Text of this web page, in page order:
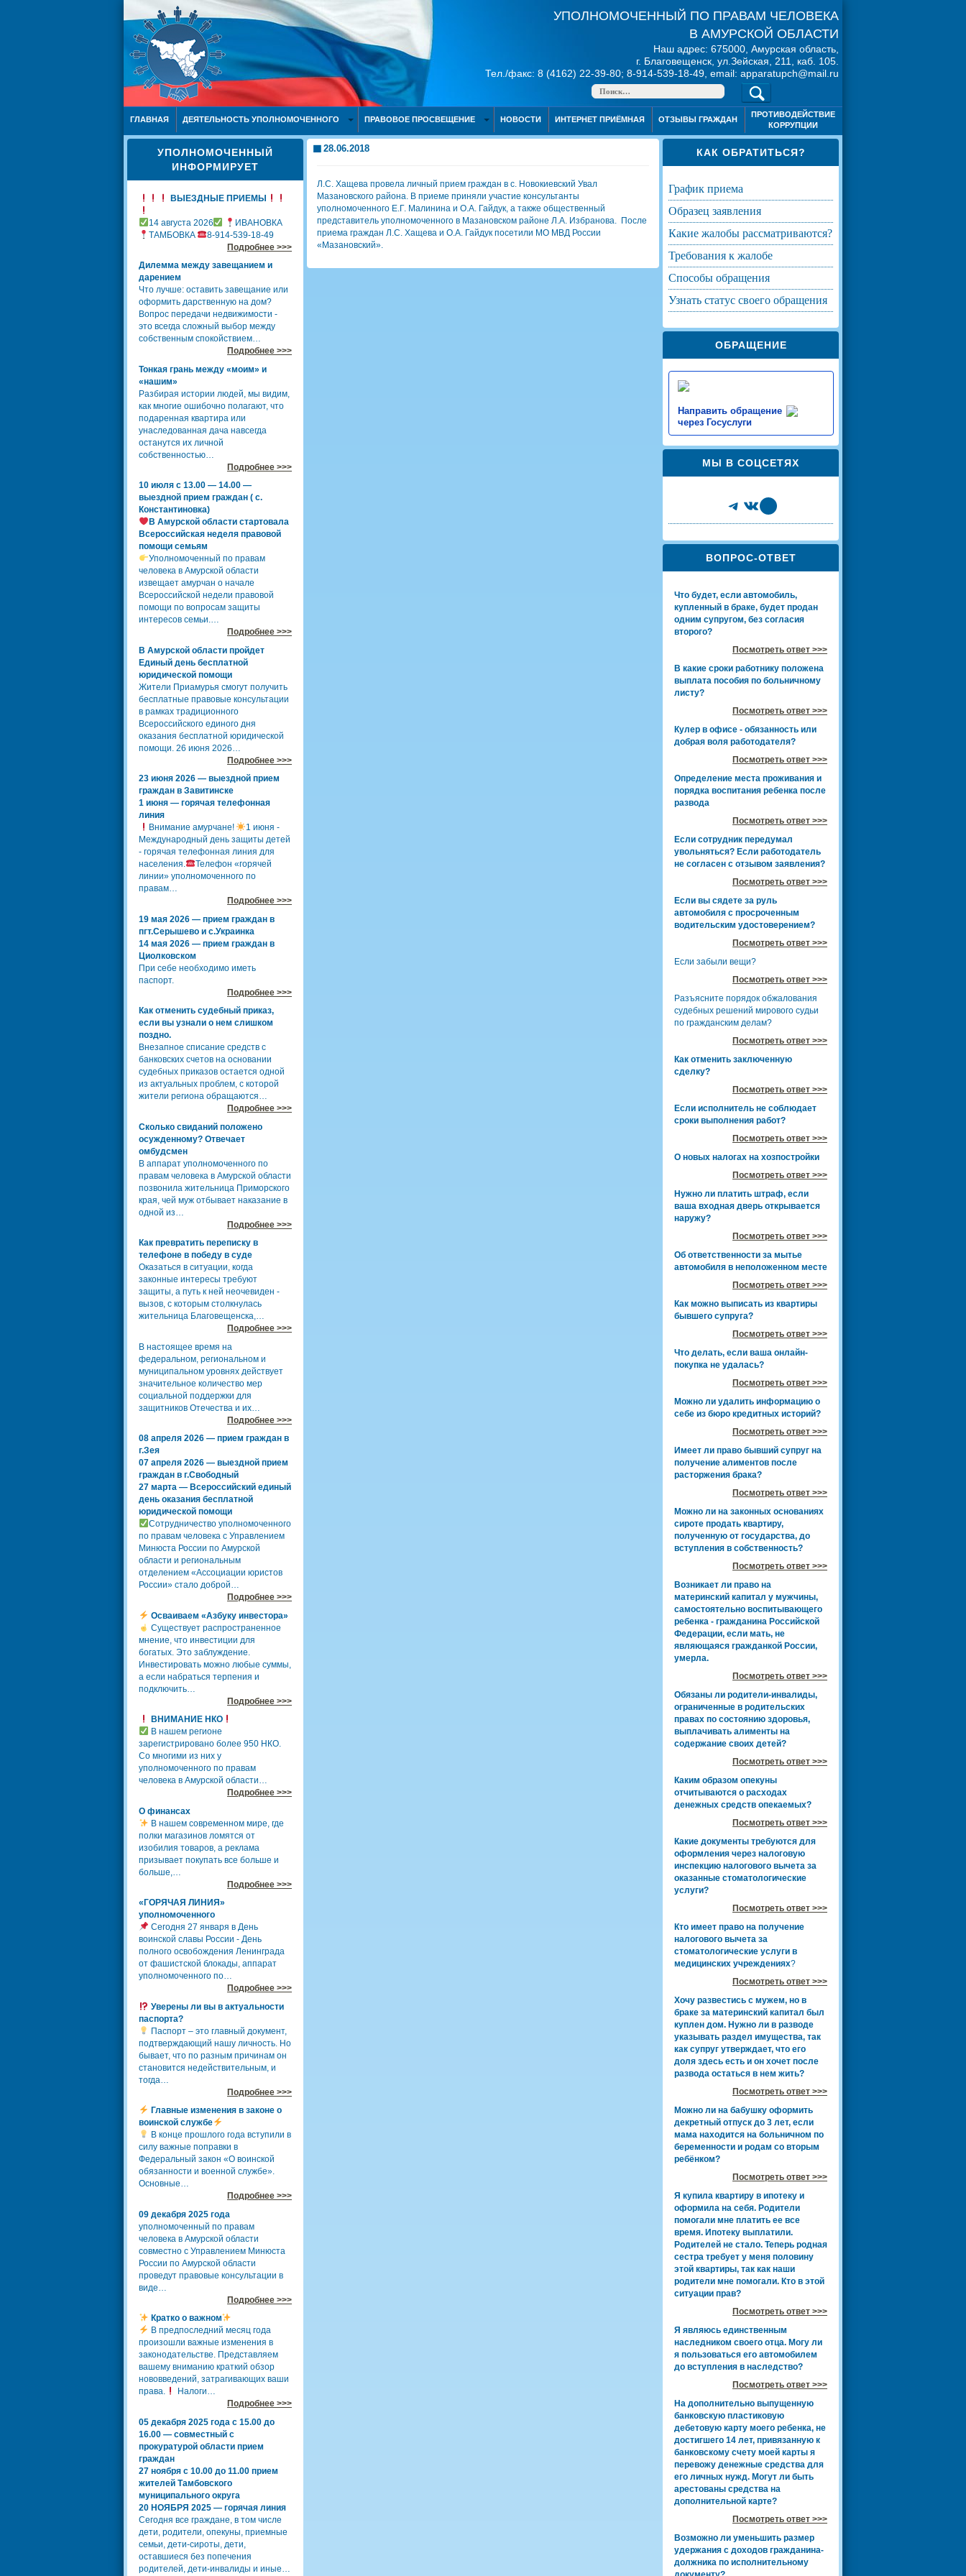
УПОЛНОМОЧЕННЫЙ ПО ПРАВАМ ЧЕЛОВЕКА
В АМУРСКОЙ ОБЛАСТИ
Наш адрес: 675000, Амурская область,
г. Благовещенск, ул.Зейская, 211, каб. 105.
Тел./факс: 8 (4162) 22-39-80; 8-914-539-18-49, email: apparatupch@mail.ru
ГЛАВНАЯ ДЕЯТЕЛЬНОСТЬ УПОЛНОМОЧЕННОГО ПРАВОВОЕ ПРОСВЕЩЕНИЕ НОВОСТИ ИНТЕРНЕТ ПРИЁМНАЯ ОТЗЫВЫ ГРАЖДАН
ПРОТИВОДЕЙСТВИЕ
КОРРУПЦИИ
УПОЛНОМОЧЕННЫЙ
ИНФОРМИРУЕТ
ВЫЕЗДНЫЕ ПРИЕМЫ
14 августа 2026
ИВАНОВКА
ТАМБОВКА
8-914-539-18-49
Подробнее >>>
Дилемма между завещанием и
дарением
Что лучше: оставить завещание или
оформить дарственную на дом?
Вопрос передачи недвижимости -
это всегда сложный выбор между
собственным спокойствием…
Подробнее >>>
Тонкая грань между «моим» и
«нашим»
Разбирая истории людей, мы видим,
как многие ошибочно полагают, что
подаренная квартира или
унаследованная дача навсегда
останутся их личной
собственностью…
Подробнее >>>
10 июля с 13.00 — 14.00 —
выездной прием граждан ( с.
Константиновка)
В Амурской области стартовала
Всероссийская неделя правовой
помощи семьям
Уполномоченный по правам
человека в Амурской области
извещает амурчан о начале
Всероссийской недели правовой
помощи по вопросам защиты
интересов семьи.…
Подробнее >>>
В Амурской области пройдет
Единый день бесплатной
юридической помощи
Жители Приамурья смогут получить
бесплатные правовые консультации
в рамках традиционного
Всероссийского единого дня
оказания бесплатной юридической
помощи. 26 июня 2026…
Подробнее >>>
23 июня 2026 — выездной прием
граждан в Завитинске
1 июня — горячая телефонная
линия
Внимание амурчане!
1 июня -
Международный день защиты детей
- горячая телефонная линия для
населения.
Телефон «горячей
линии» уполномоченного по
правам…
Подробнее >>>
19 мая 2026 — прием граждан в
пгт.Серышево и с.Украинка
14 мая 2026 — прием граждан в
Циолковском
При себе необходимо иметь
паспорт.
Подробнее >>>
Как отменить судебный приказ,
если вы узнали о нем слишком
поздно.
Внезапное списание средств с
банковских счетов на основании
судебных приказов остается одной
из актуальных проблем, с которой
жители региона обращаются…
Подробнее >>>
Сколько свиданий положено
осужденному? Отвечает
омбудсмен
В аппарат уполномоченного по
правам человека в Амурской области
позвонила жительница Приморского
края, чей муж отбывает наказание в
одной из…
Подробнее >>>
Как превратить переписку в
телефоне в победу в суде
Оказаться в ситуации, когда
законные интересы требуют
защиты, а путь к ней неочевиден -
вызов, с которым столкнулась
жительница Благовещенска,…
Подробнее >>>
В настоящее время на
федеральном, региональном и
муниципальном уровнях действует
значительное количество мер
социальной поддержки для
защитников Отечества и их…
Подробнее >>>
08 апреля 2026 — прием граждан в
г.Зея
07 апреля 2026 — выездной прием
граждан в г.Свободный
27 марта — Всероссийский единый
день оказания бесплатной
юридической помощи
Сотрудничество уполномоченного
по правам человека с Управлением
Минюста России по Амурской
области и региональным
отделением «Ассоциации юристов
России» стало доброй…
Подробнее >>>
Осваиваем «Азбуку инвестора»
Существует распространенное
мнение, что инвестиции для
богатых. Это заблуждение.
Инвестировать можно любые суммы,
а если набраться терпения и
подключить…
Подробнее >>>
ВНИМАНИЕ НКО
В нашем регионе
зарегистрировано более 950 НКО.
Со многими из них у
уполномоченного по правам
человека в Амурской области…
Подробнее >>>
О финансах
В нашем современном мире, где
полки магазинов ломятся от
изобилия товаров, а реклама
призывает покупать все больше и
больше,…
Подробнее >>>
«ГОРЯЧАЯ ЛИНИЯ»
уполномоченного
Сегодня 27 января в День
воинской славы России - День
полного освобождения Ленинграда
от фашистской блокады, аппарат
уполномоченного по…
Подробнее >>>
Уверены ли вы в актуальности
паспорта?
Паспорт – это главный документ,
подтверждающий нашу личность. Но
бывает, что по разным причинам он
становится недействительным, и
тогда…
Подробнее >>>
Главные изменения в законе о
воинской службе
В конце прошлого года вступили в
силу важные поправки в
Федеральный закон «О воинской
обязанности и военной службе».
Основные…
Подробнее >>>
09 декабря 2025 года
уполномоченный по правам
человека в Амурской области
совместно с Управлением Минюста
России по Амурской области
проведут правовые консультации в
виде…
Подробнее >>>
Кратко о важном
В предпоследний месяц года
произошли важные изменения в
законодательстве. Представляем
вашему вниманию краткий обзор
нововведений, затрагивающих ваши
права.
Налоги…
Подробнее >>>
05 декабря 2025 года с 15.00 до
16.00 — совместный с
прокуратурой области прием
граждан
27 ноября с 10.00 до 11.00 прием
жителей Тамбовского
муниципального округа
20 НОЯБРЯ 2025 — горячая линия
Сегодня все граждане, в том числе
дети, родители, опекуны, приемные
семьи, дети-сироты, дети,
оставшиеся без попечения
родителей, дети-инвалиды и иные…
28.06.2018
Л.С. Хащева провела личный прием граждан в с. Новокиевский Увал
Мазановского района. В приеме приняли участие консультанты
уполномоченного Е.Г. Малинина и О.А. Гайдук, а также общественный
представитель уполномоченного в Мазановском районе Л.А. Избранова. После
приема граждан Л.С. Хащева и О.А. Гайдук посетили МО МВД России
«Мазановский».
КАК ОБРАТИТЬСЯ?
график приема
образец заявления
какие жалобы рассматриваются?
требования к жалобе
способы обращения
узнать статус своего обращения
ОБРАЩЕНИЕ
Направить обращение
через Госуслуги
МЫ В СОЦСЕТЯХ
Telegram
VKShare Icon
ВОПРОС-ОТВЕТ
Что будет, если автомобиль,
купленный в браке, будет продан
одним супругом, без согласия
второго?
Посмотреть ответ >>>
В какие сроки работнику положена
выплата пособия по больничному
листу?
Посмотреть ответ >>>
Кулер в офисе - обязанность или
добрая воля работодателя?
Посмотреть ответ >>>
Определение места проживания и
порядка воспитания ребенка после
развода
Посмотреть ответ >>>
Если сотрудник передумал
увольняться? Если работодатель
не согласен с отзывом заявления?
Посмотреть ответ >>>
Если вы сядете за руль
автомобиля с просроченным
водительским удостоверением?
Посмотреть ответ >>>
Если забыли вещи?
Посмотреть ответ >>>
Разъясните порядок обжалования
судебных решений мирового судьи
по гражданским делам?
Посмотреть ответ >>>
Как отменить заключенную
сделку?
Посмотреть ответ >>>
Если исполнитель не соблюдает
сроки выполнения работ?
Посмотреть ответ >>>
О новых налогах на хозпостройки
Посмотреть ответ >>>
Нужно ли платить штраф, если
ваша входная дверь открывается
наружу?
Посмотреть ответ >>>
Об ответственности за мытье
автомобиля в неположенном месте
Посмотреть ответ >>>
Как можно выписать из квартиры
бывшего супруга?
Посмотреть ответ >>>
Что делать, если ваша онлайн-
покупка не удалась?
Посмотреть ответ >>>
Можно ли удалить информацию о
себе из бюро кредитных историй?
Посмотреть ответ >>>
Имеет ли право бывший супруг на
получение алиментов после
расторжения брака?
Посмотреть ответ >>>
Можно ли на законных основаниях
сироте продать квартиру,
полученную от государства, до
вступления в собственность?
Посмотреть ответ >>>
Возникает ли право на
материнский капитал у мужчины,
самостоятельно воспитывающего
ребенка - гражданина Российской
Федерации, если мать, не
являющаяся гражданкой России,
умерла.
Посмотреть ответ >>>
Обязаны ли родители-инвалиды,
ограниченные в родительских
правах по состоянию здоровья,
выплачивать алименты на
содержание своих детей?
Посмотреть ответ >>>
Каким образом опекуны
отчитываются о расходах
денежных средств опекаемых?
Посмотреть ответ >>>
Какие документы требуются для
оформления через налоговую
инспекцию налогового вычета за
оказанные стоматологические
услуги?
Посмотреть ответ >>>
Кто имеет право на получение
налогового вычета за
стоматологические услуги в
медицинских учреждениях?
Посмотреть ответ >>>
Хочу развестись с мужем, но в
браке за материнский капитал был
куплен дом. Нужно ли в разводе
указывать раздел имущества, так
как супруг утверждает, что его
доля здесь есть и он хочет после
развода остаться в нем жить?
Посмотреть ответ >>>
Можно ли на бабушку оформить
декретный отпуск до 3 лет, если
мама находится на больничном по
беременности и родам со вторым
ребёнком?
Посмотреть ответ >>>
Я купила квартиру в ипотеку и
оформила на себя. Родители
помогали мне платить ее все
время. Ипотеку выплатили.
Родителей не стало. Теперь родная
сестра требует у меня половину
этой квартиры, так как наши
родители мне помогали. Кто в этой
ситуации прав?
Посмотреть ответ >>>
Я являюсь единственным
наследником своего отца. Могу ли
я пользоваться его автомобилем
до вступления в наследство?
Посмотреть ответ >>>
На дополнительно выпущенную
банковскую пластиковую
дебетовую карту моего ребенка, не
достигшего 14 лет, привязанную к
банковскому счету моей карты я
перевожу денежные средства для
его личных нужд. Могут ли быть
арестованы средства на
дополнительной карте?
Посмотреть ответ >>>
Возможно ли уменьшить размер
удержания с доходов гражданина-
должника по исполнительному